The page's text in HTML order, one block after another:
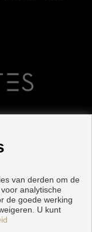
van derden om de
analytische
de goede werking
U kunt